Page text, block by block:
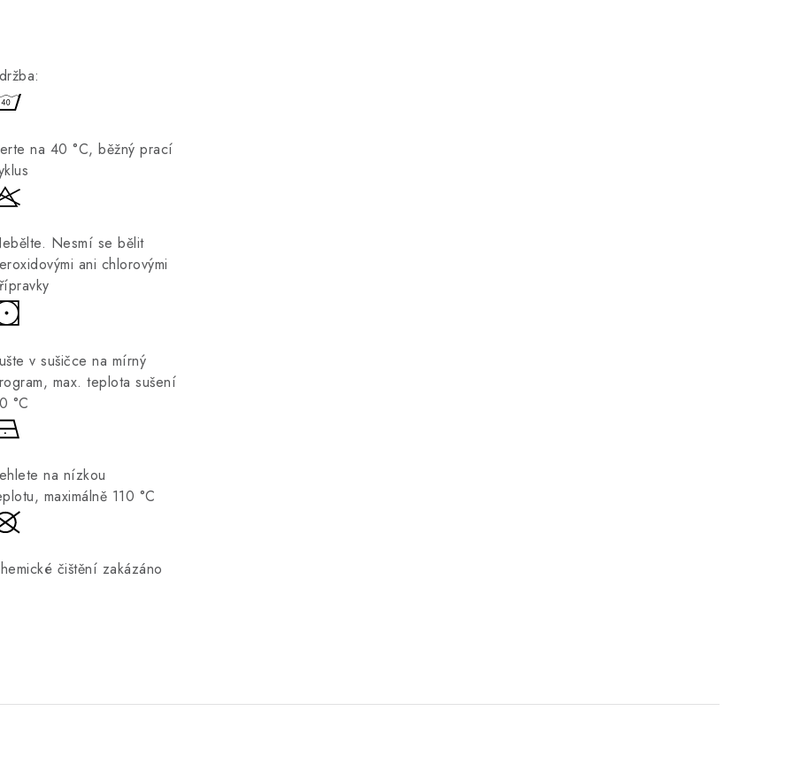
na 40 °C, běžný prací
Nesmí se bělit
ani chlorovými
v sušičce na mírný
max. teplota sušení
°C
na nízkou
maximálně 110 °C
čištění zakázáno